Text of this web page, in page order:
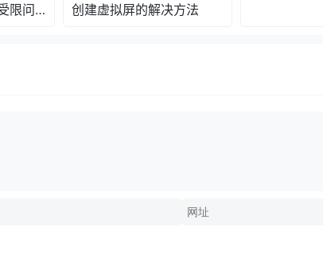
限问
创建虚拟屏的解决方法